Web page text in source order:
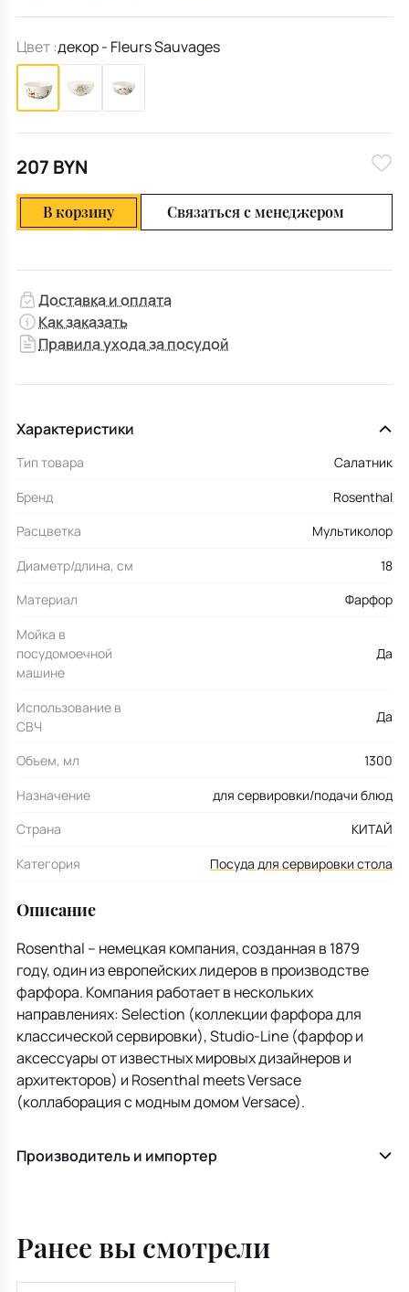
Цвет :декор - Fleurs Sauvages
207 BYN
В корзину Связаться с менеджером
Доставка и оплата
Как заказать
Правила ухода за посудой
Характеристики
Тип товара
Салатник
Бренд
Rosenthal
Расцветка
Мультиколор
Диаметр/длина, см
18
Материал
Фарфор
Мойка в
посудомоечной
машине
Да
Использование в
СВЧ
Да
Объем, мл
1300
Назначение
для сервировки/подачи блюд
Страна
КИТАЙ
Категория
Посуда для сервировки стола
Описание
Rosenthal – немецкая компания, созданная в 1879
году, один из европейских лидеров в производстве
фарфора. Компания работает в нескольких
направлениях: Selection (коллекции фарфора для
классической сервировки), Studio-Line (фарфор и
аксессуары от известных мировых дизайнеров и
архитекторов) и Rosenthal meets Versace
(коллаборация с модным домом Versace).
Производитель и импортер
Ранее вы смотрели